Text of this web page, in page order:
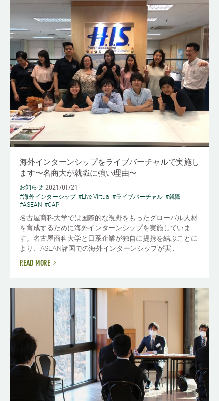
海外インターンシップをライブバーチャルで実施し
ます〜名商大が就職に強い理由〜
お知らせ 2021/01/21
#海外インターシップ #Live Virtual #ライブバーチャル #就職
#ASEAN #CAPI
名古屋商科大学では国際的な視野をもったグローバル人材
を育成するために海外インターンシップを実施していま
す。名古屋商科大学と日系企業が独自に提携を結ぶことに
より、ASEAN諸国での海外インターンシップが実...
READ MORE